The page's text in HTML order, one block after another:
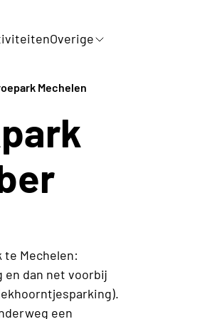
Overige
Mechelen
Mechelen:
en dan net voorbij
een